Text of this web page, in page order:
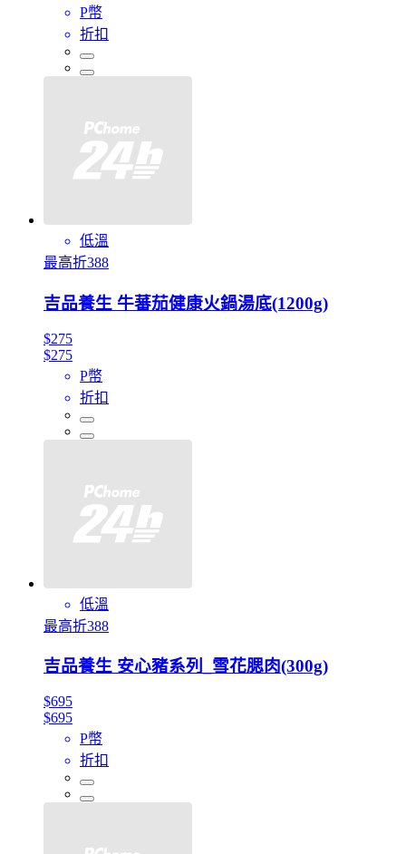
P幣
折扣
低溫
最高折388
吉品養生 牛蕃茄健康火鍋湯底(1200g)
$275
$275
P幣
折扣
低溫
最高折388
吉品養生 安心豬系列_雪花腮肉(300g)
$695
$695
P幣
折扣